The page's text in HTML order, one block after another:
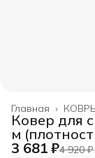
Главная ›
Ковер для
м
3 681 ₽4 920 ₽